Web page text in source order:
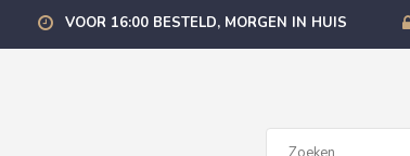
VOOR 16:00 BESTELD, MORGEN IN HUIS